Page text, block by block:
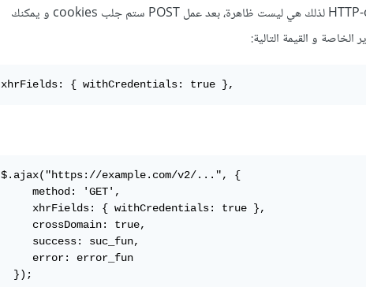
على الأغلب الكوكيز لديك بنمط HTTP-only لذلك هي ليست ظاهرة، بعد عمل POST ستم جلب cookies و يمكنك
الخاصة و القيمة التالية:
xhrFields: { withCredentials: true },
$.ajax("https://example.com/v2/...", {
     method: 'GET',
     xhrFields: { withCredentials: true },
     crossDomain: true,
     success: suc_fun,
     error: error_fun
  });